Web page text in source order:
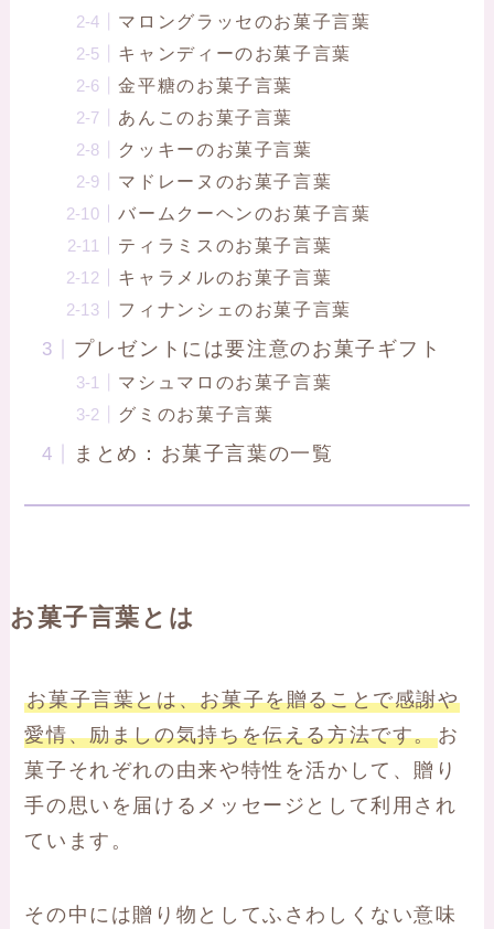
マロングラッセのお菓子言葉
キャンディーのお菓子言葉
金平糖のお菓子言葉
あんこのお菓子言葉
クッキーのお菓子言葉
マドレーヌのお菓子言葉
バームクーヘンのお菓子言葉
ティラミスのお菓子言葉
キャラメルのお菓子言葉
フィナンシェのお菓子言葉
プレゼントには要注意のお菓子ギフト
マシュマロのお菓子言葉
グミのお菓子言葉
まとめ：お菓子言葉の一覧
お菓子言葉とは
お菓子言葉とは、お菓子を贈ることで感謝や
愛情、励ましの気持ちを伝える方法です。お
菓子それぞれの由来や特性を活かして、贈り
手の思いを届けるメッセージとして利用され
ています。
その中には贈り物としてふさわしくない意味